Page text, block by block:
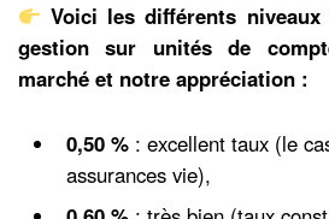
Voici les différents
gestion sur unités de
marché et notre appréciation :
0,50 % : excellent taux (le
assurances vie),